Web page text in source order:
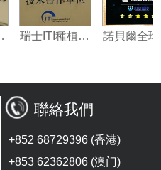
聯絡我們
+852 68729396 (香港)
+853 62362806 (澳门)